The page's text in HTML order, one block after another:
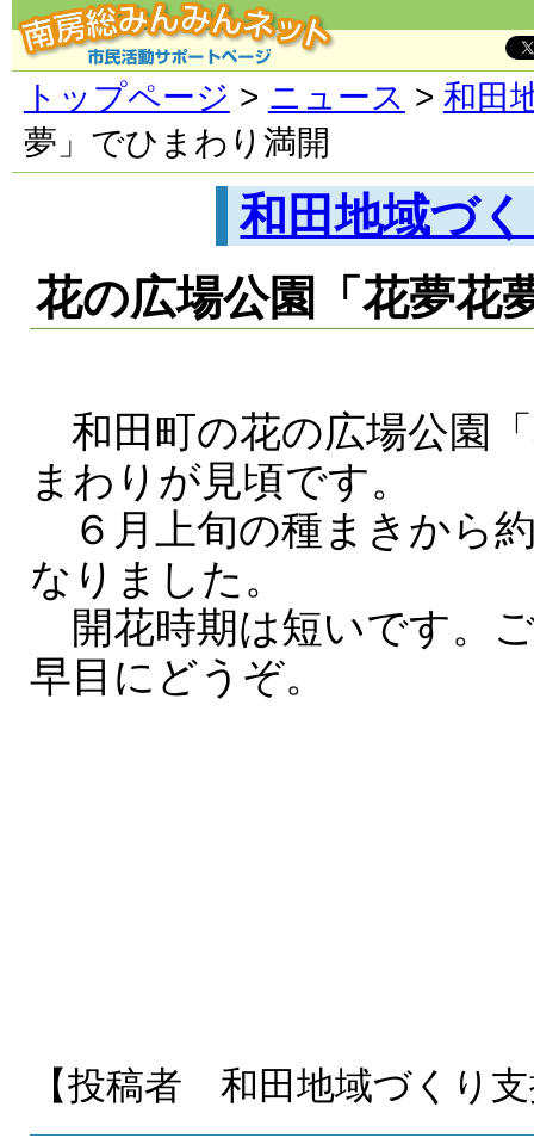
トップページ > ニュース > 和田
夢」でひまわり満開
和田地域づ
花の広場公園「花夢花
和田町の花の広場公園
まわりが見頃です。
６月上旬の種まきから
なりました。
開花時期は短いです。
早目にどうぞ。
【投稿者 和田地域づくり